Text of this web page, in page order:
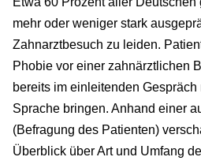
mehr oder weniger stark
Zahnarztbesuch zu leiden.
Phobie vor einer zahnärztlichen
bereits im einleitenden
Sprache bringen. Anhand einer
(Befragung des Patienten)
Überblick über Art und Umfang